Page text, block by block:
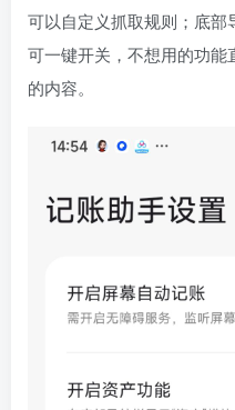
可以自定义抓取规则；底
可一键开关，不想用的功
的内容。